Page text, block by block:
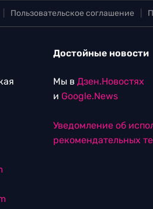
Пользовательское соглашение
Достойные новости
Мы в Дзен.Новостях
и Google.News
Уведомление об
рекомендательных